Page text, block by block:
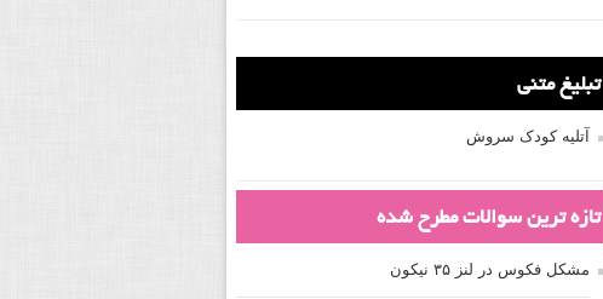
تبلیغ متنی
آتلیه کودک سروش
تازه ترین سوالات مطرح شده
مشکل فکوس در لنز ۳۵ نیکون